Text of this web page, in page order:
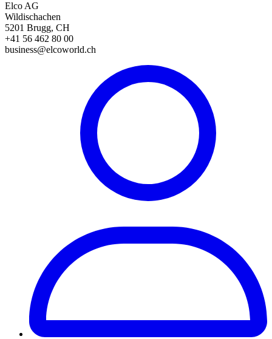
Elco AG
Wildischachen
5201 Brugg, CH
+41 56 462 80 00
business@elcoworld.ch